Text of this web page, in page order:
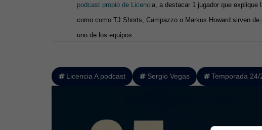
podcast propio de Licencia, a destacar 1 jugador que explique
como como TJ Shorts, Campazzo o Markus Howard sirven
uno de los equipos.
Licencia A podcast Sergio Vegas Temporada 24/